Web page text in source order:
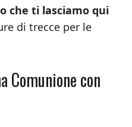
che ti lasciamo qui
di trecce per le
Comunione con